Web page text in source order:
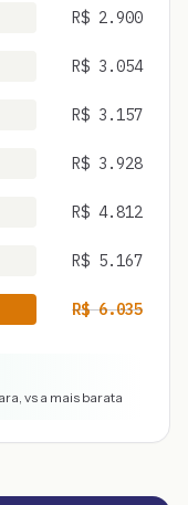
R$ 2.900
R$ 3.054
R$ 3.157
R$ 3.928
R$ 4.812
R$ 5.167
R$6.035
vs a mais barata